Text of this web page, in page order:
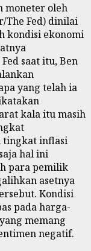
moneter oleh
The Fed) dinilai
kondisi ekonomi
saat itu, Ben
yang telah ia
kala itu masih
tingkat inflasi
hal ini
para pemilik
asetnya
Kondisi
pada harga-
memang
negatif.